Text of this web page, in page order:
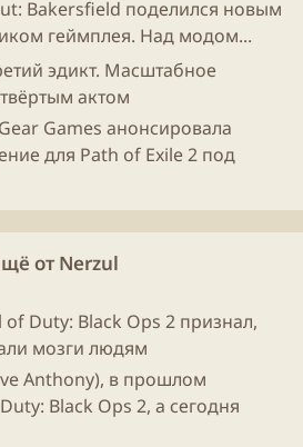
Bakersfield поделился новым
геймплея. Над модом...
эдикт. Масштабное
актом
Games анонсировала
для Path of Exile 2 под
от Nerzul
of Duty: Black Ops 2 признал,
мозги людям
Anthony), в прошлом
Black Ops 2, а сегодня